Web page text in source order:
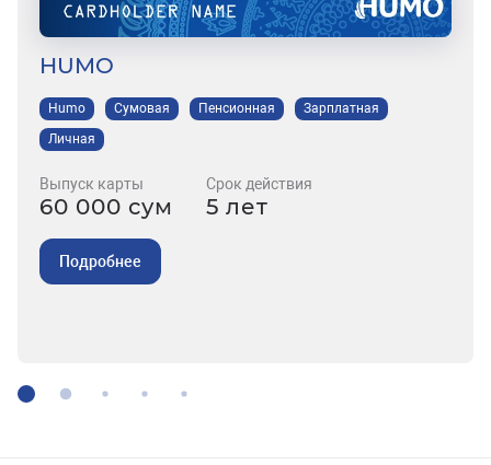
HUMO
Humo Сумовая Пенсионная
Зарплатная
Личная
Выпуск карты
60 000 сум
Срок действия
5 лет
Подробнее